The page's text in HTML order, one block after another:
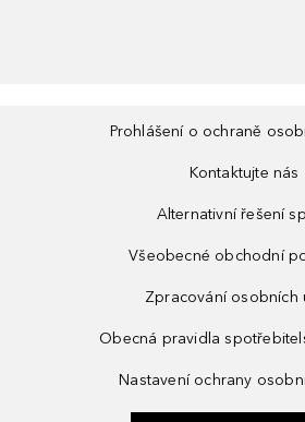
Prohlášení o ochraně
Kontaktujte nás
Alternativní řešení
Všeobecné obchodní
Zpracování osobních
Obecná pravidla
Nastavení ochrany